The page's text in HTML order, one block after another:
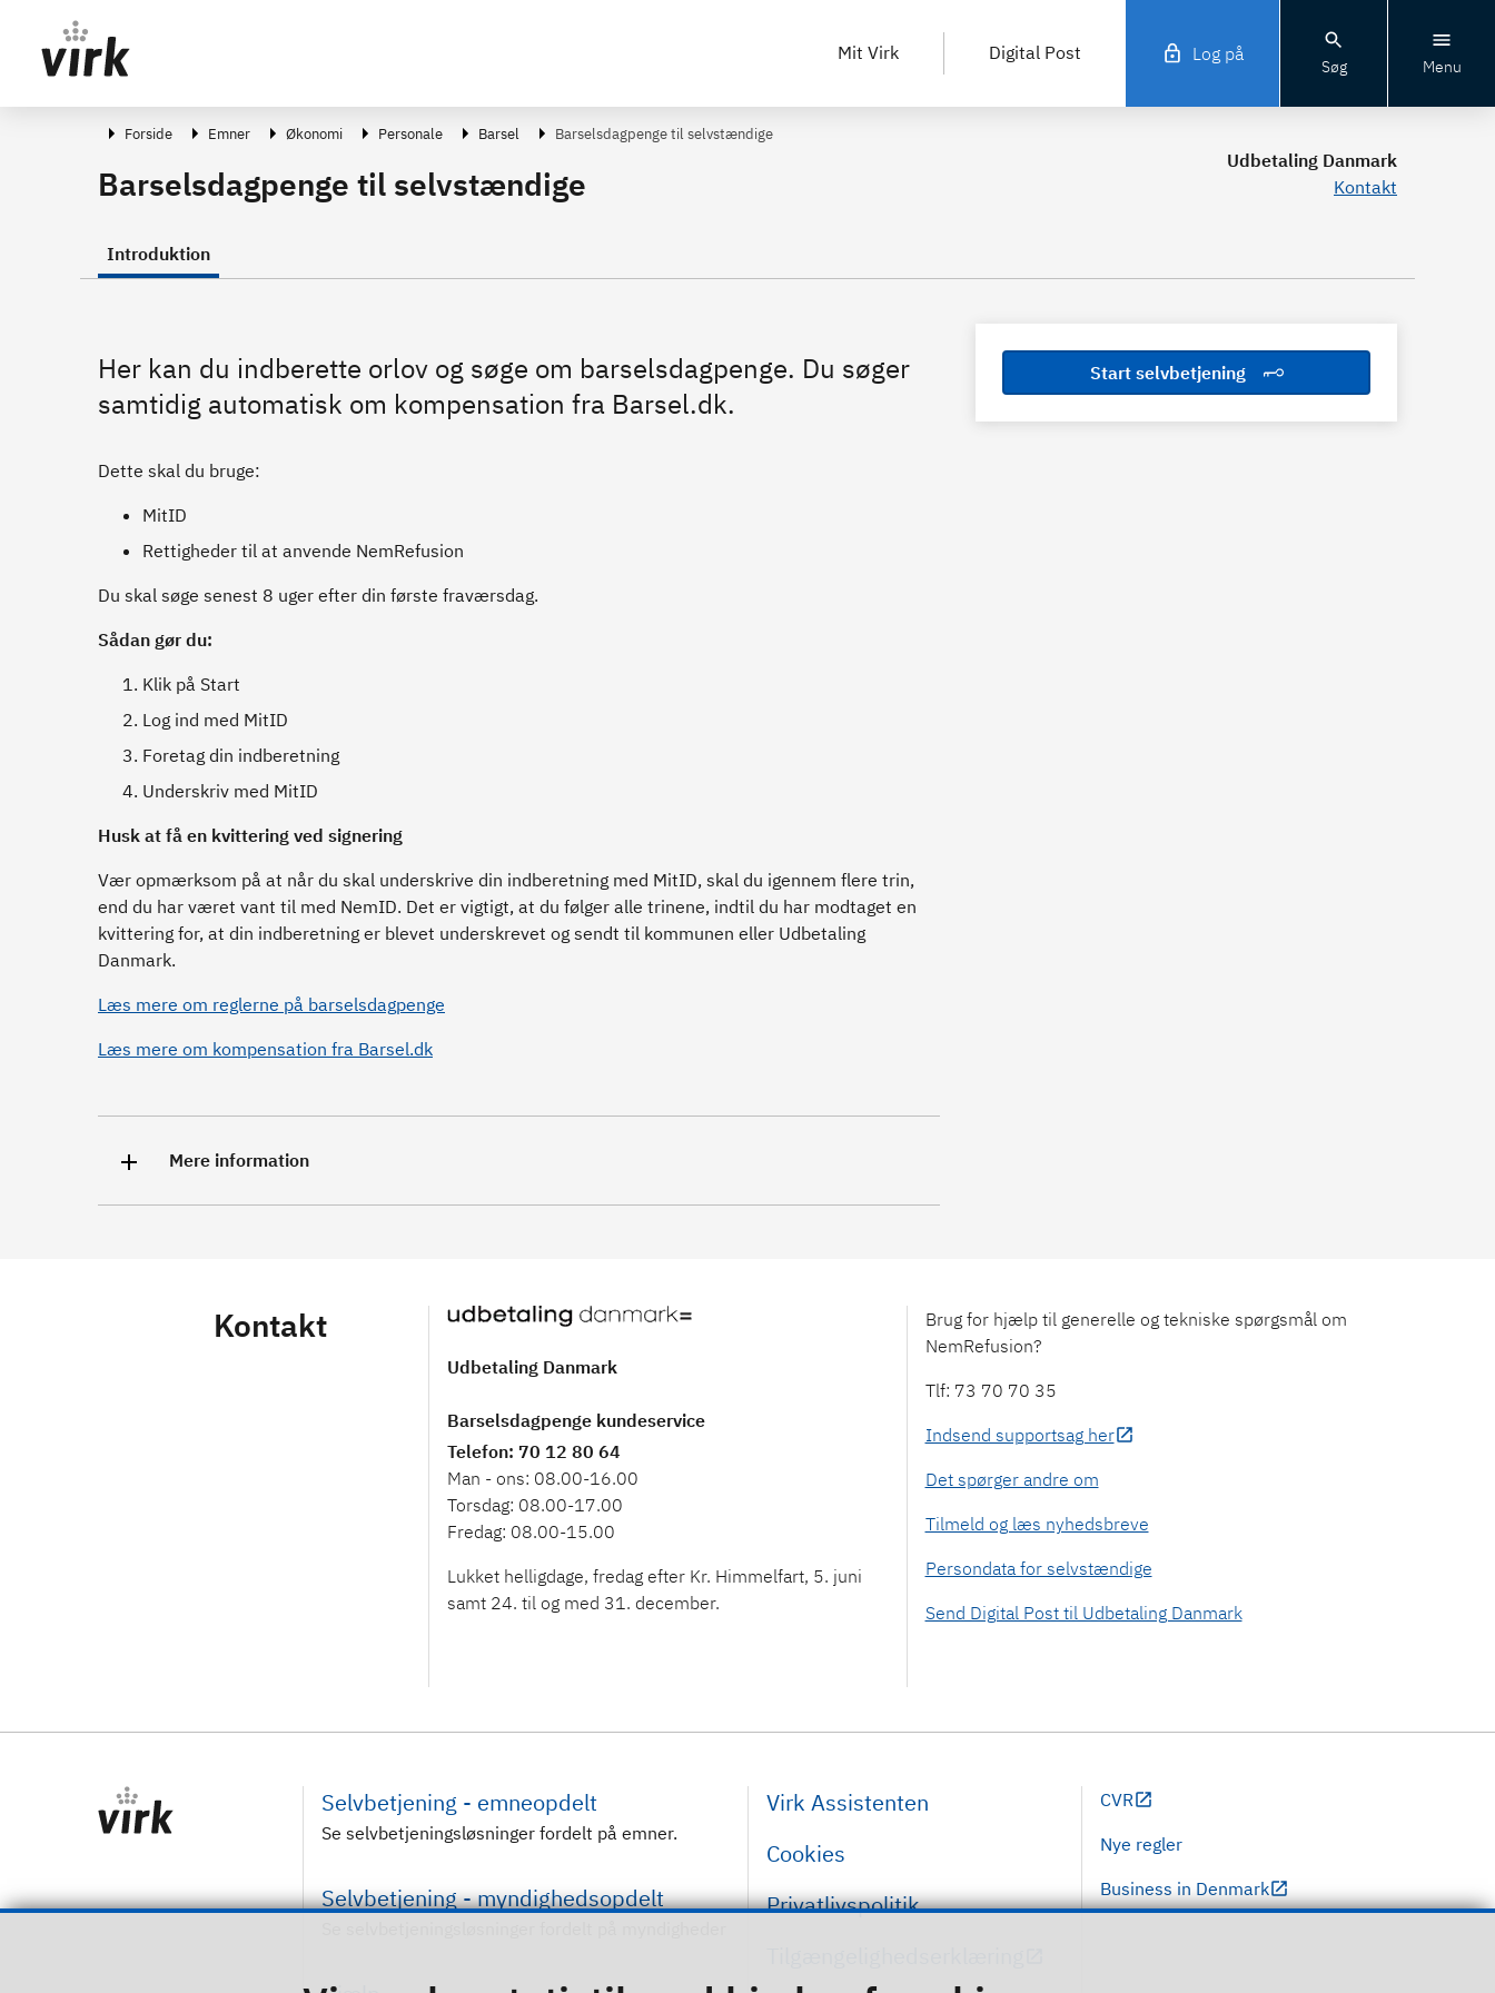
Mit Virk
Digital Post Log på
Søg Menu
Forside Emner Økonomi Personale Barsel Barselsdagpenge til selvstændige
Barselsdagpenge til selvstændige
Udbetaling Danmark
Kontakt
Introduktion
Her kan du indberette orlov og søge om barselsdagpenge. Du søger
samtidig automatisk om kompensation fra Barsel.dk.
Dette skal du bruge:
MitID
Rettigheder til at anvende NemRefusion
Du skal søge senest 8 uger efter din første fraværsdag.
Sådan gør du:
Klik på Start
Log ind med MitID
Foretag din indberetning
Underskriv med MitID
Husk at få en kvittering ved signering
Vær opmærksom på at når du skal underskrive din indberetning med MitID, skal du igennem flere trin,
end du har været vant til med NemID. Det er vigtigt, at du følger alle trinene, indtil du har modtaget en
kvittering for, at din indberetning er blevet underskrevet og sendt til kommunen eller Udbetaling
Danmark.
Læs mere om reglerne på barselsdagpenge
Læs mere om kompensation fra Barsel.dk
Start selvbetjening
Mere information
Kontakt
Udbetaling Danmark
Barselsdagpenge kundeservice
Telefon: 70 12 80 64
Man - ons: 08.00-16.00
Torsdag: 08.00-17.00
Fredag: 08.00-15.00
Lukket helligdage, fredag efter Kr. Himmelfart, 5. juni
samt 24. til og med 31. december.
Brug for hjælp til generelle og tekniske spørgsmål om
NemRefusion?
Tlf: 73 70 70 35
Indsend supportsag her
Det spørger andre om
Tilmeld og læs nyhedsbreve
Persondata for selvstændige
Send Digital Post til Udbetaling Danmark
Selvbetjening - emneopdelt
Se selvbetjeningsløsninger fordelt på emner.
Selvbetjening - myndighedsopdelt
Virk Assistenten
Cookies
Privatlivspolitik
CVR
Nye regler
Business in Denmark